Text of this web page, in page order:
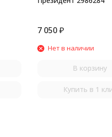
7 050 ₽
Нет в наличии
В корзину
Купить в 1